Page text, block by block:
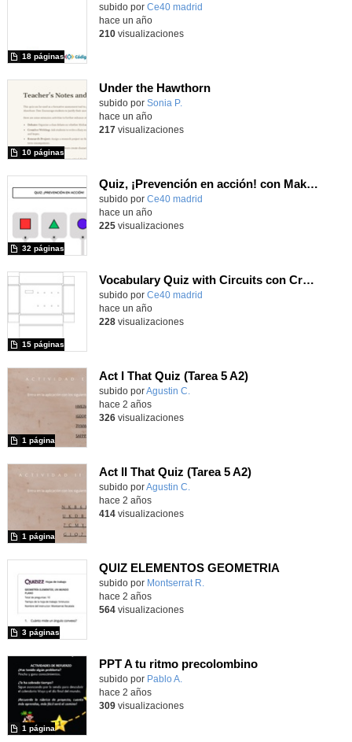
subido por Ce40 madrid
18 páginas
hace un año
210visualizaciones
Under the Hawthorn
Contenido educativo.
subido por Sonia P.
10 páginas
hace un año
217 visualizaciones
Quiz, ¡Prevención en acción! con Makey Makey
subido por Ce40 madrid
32 páginas
hace un año
225visualizaciones
Vocabulary Quiz with Circuits con Crumble Cocodrilo
subido por Ce40 madrid
15 páginas
hace un año
228visualizaciones
Act I That Quiz (Tarea 5 A2)
Contenido educativo.
subido porAgustin C.
1 página
hace 2 años
326visualizaciones
Act II That Quiz (Tarea 5 A2)
Contenido educativo.
subido porAgustin C.
1 página
hace 2 años
414visualizaciones
QUIZ ELEMENTOS GEOMETRIA
Contenido educativo.
subido por Montserrat R.
3 páginas
hace 2 años
564visualizaciones
PPT A tu ritmo precolombino
Contenido educativo.
subido por Pablo A.
1 página
hace 2 años
309visualizaciones